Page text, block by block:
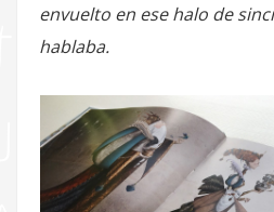
envuelto en ese halo de
hablaba.